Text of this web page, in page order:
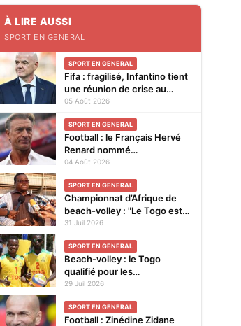
À LIRE AUSSI
SPORT EN GENERAL
SPORT EN GENERAL
Fifa : fragilisé, Infantino tient
une réunion de crise au
Maroc
05 Août 2026
SPORT EN GENERAL
Football : le Français Hervé
Renard nommé
sélectionneur de la Côte
04 Août 2026
SPORT EN GENERAL
Championnat d’Afrique de
beach-volley : "Le Togo est
très attendu à cette
Tadegnon
31 Juil 2026
SPORT EN GENERAL
Beach-volley : le Togo
qualifié pour les
Championnats continentaux
ranking
29 Juil 2026
SPORT EN GENERAL
Football : Zinédine Zidane